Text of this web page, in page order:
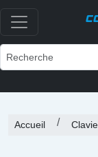
Accueil